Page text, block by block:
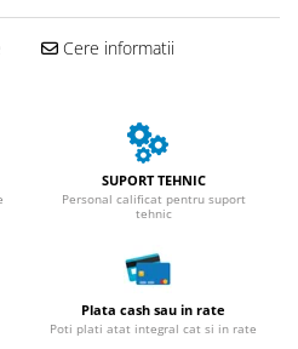
Cere informatii
SUPORT TEHNIC
Personal calificat pentru suport
tehnic
Plata cash sau in rate
Poti plati atat integral cat si in rate